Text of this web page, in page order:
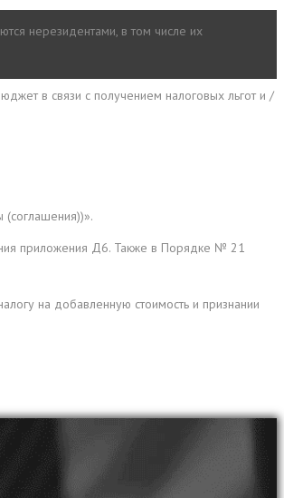
нерезидентами, в том числе их
в связи с получением налоговых льгот и /
приложения Д6. Также в Порядке № 21
на добавленную стоимость и признании